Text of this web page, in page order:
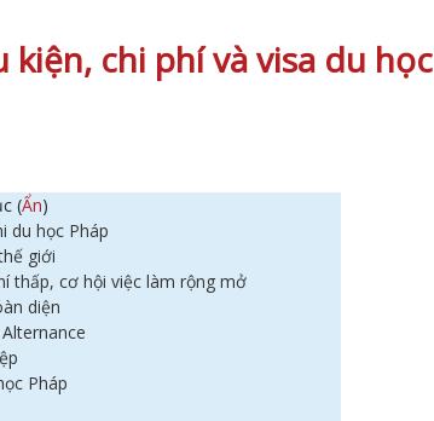
kiện, chi phí và visa du học
(Ẩn)
du học Pháp
giới
thấp, cơ hội việc làm rộng mở
diện
Pháp